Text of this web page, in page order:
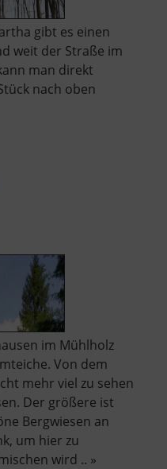
gibt es einen
weit der Straße im
man direkt
nach oben
im Mühlholz
Von dem
mehr viel zu sehen
Der größere ist
Bergwiesen an
um hier zu
wird .. »